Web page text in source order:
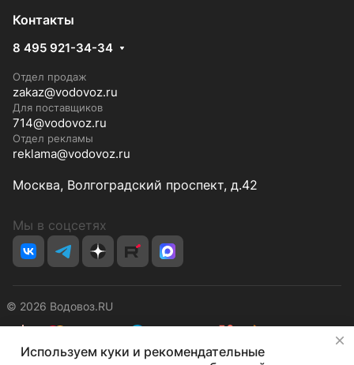
Контакты
8 495 921-34-34
Отдел продаж
zakaz@vodovoz.ru
Для поставщиков
714@vodovoz.ru
Отдел рекламы
reklama@vodovoz.ru
Москва, Волгоградский проспект, д.42
Мы в соцсетях
© 2026 Водовоз.RU
КонфиденциальностьОферта
Используем куки и рекомендательные